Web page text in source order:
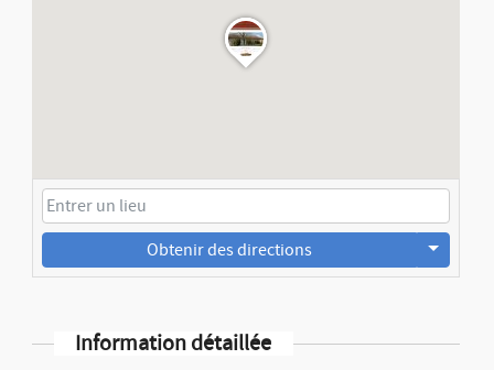
Obtenir des directions
Information détaillée